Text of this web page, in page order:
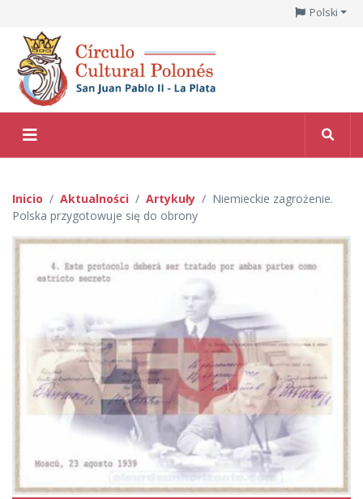
Polski
Inicio Aktualności Artykuły
Niemieckie zagrożenie.
Polska przygotowuje się do obrony